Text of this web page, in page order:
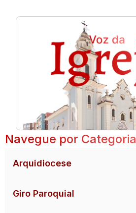
Navegue por Categoria
Arquidiocese
Giro Paroquial